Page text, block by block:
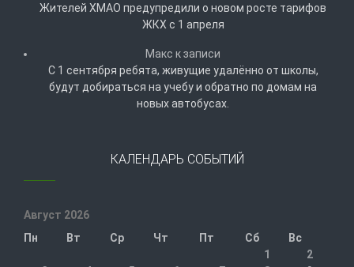
Жителей ХМАО предупредили о новом росте тарифов
ЖКХ с 1 апреля
Макс к записи
С 1 сентября ребята, живущие удалённо от школы,
будут добираться на учебу и обратно по домам на
новых автобусах.
КАЛЕНДАРЬ СОБЫТИЙ
Август 2026
Пн
Вт Ср Чт Пт Сб
Вс
1
2